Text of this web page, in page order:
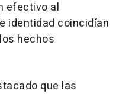
efectivo al
identidad coincidían
hechos
que las